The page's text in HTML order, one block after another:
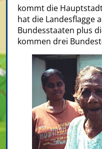
kommt die
hat die Landesflagge
Bundesstaaten plus
kommen drei